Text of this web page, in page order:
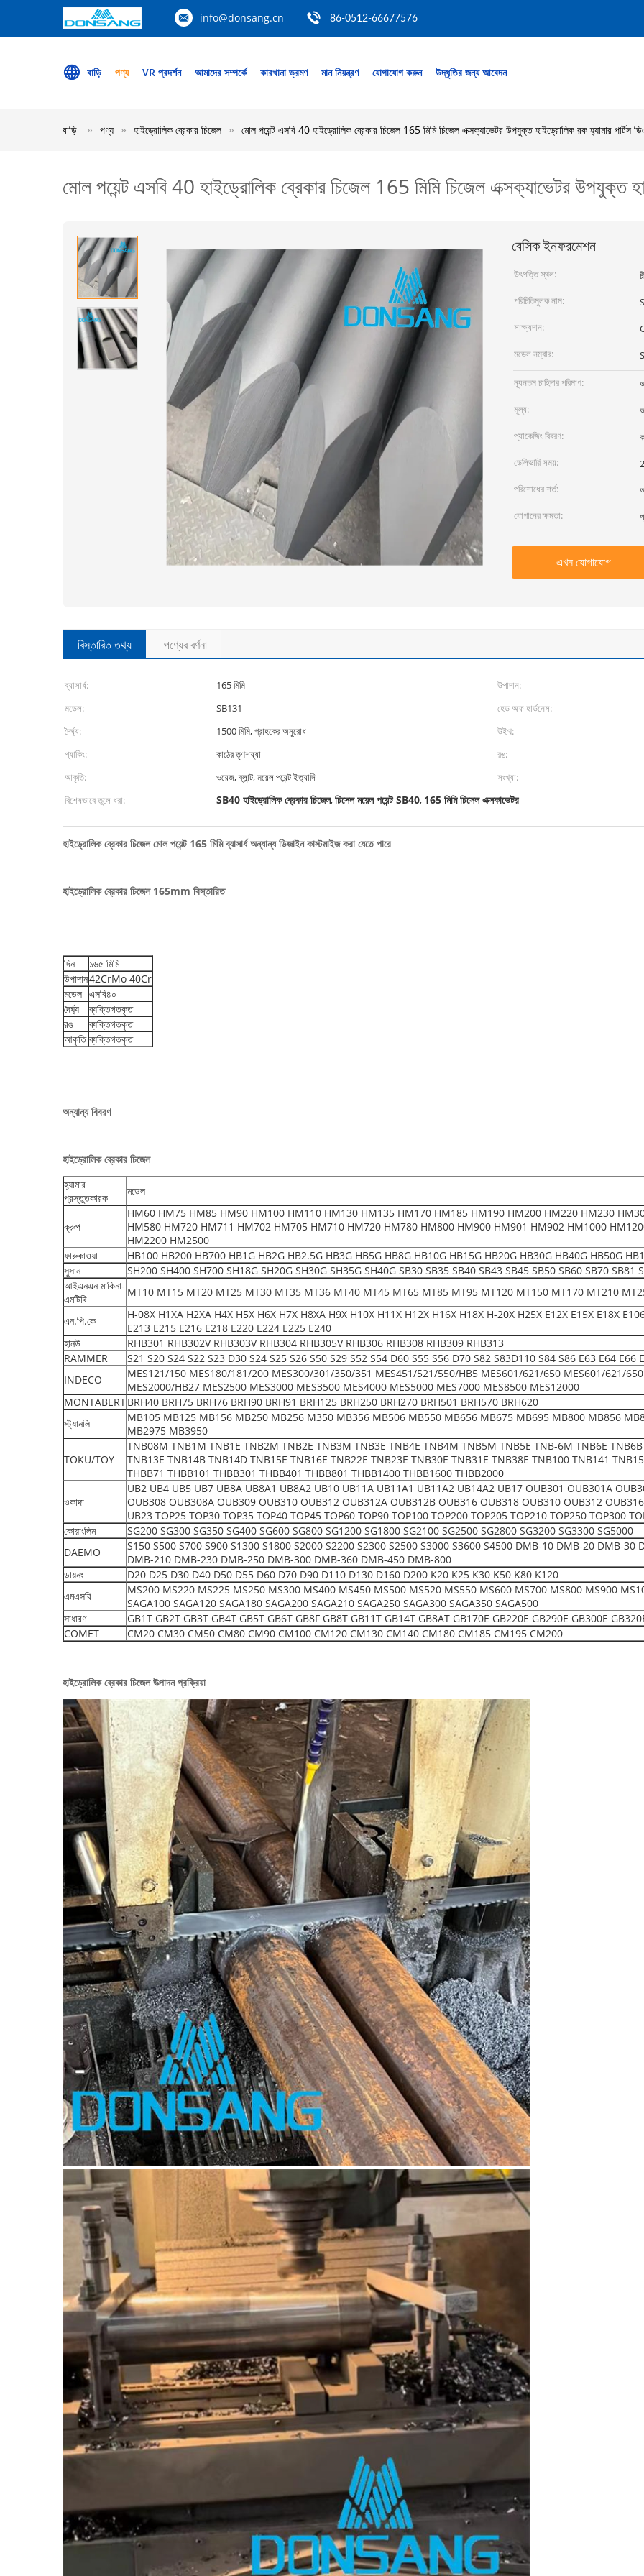
info@donsang.cn 86-0512-66677576
বাড়ি পণ্য VR প্রদর্শন আমাদের সম্পর্কে কারখানা ভ্রমণ মান নিয়ন্ত্রণ যোগাযোগ করুন উদ্ধৃতির জন্য আবেদন
বাড়ি পণ্য হাইড্রোলিক ব্রেকার চিজেল মোল পয়েন্ট এসবি 40 হাইড্রোলিক ব্রেকার চিজেল 165 মিমি চিজেল এক্সক্যাভেটর উপযুক্ত হাইড্রোলিক রক হ্যামার পার্টস
মোল পয়েন্ট এসবি 40 হাইড্রোলিক ব্রেকার চিজেল 165 মিমি চিজেল এক্সক্যাভেটর উপযুক্ত
বেসিক ইনফরমেশন
উৎপত্তি স্থল:
পরিচিতিমুলক নাম:
সাক্ষ্যদান:
মডেল নম্বার:
ন্যূনতম চাহিদার পরিমাণ:
মূল্য:
প্যাকেজিং বিবরণ:
ডেলিভারি সময়:
পরিশোধের শর্ত:
যোগানের ক্ষমতা:
এখন যোগাযোগ
বিস্তারিত তথ্য পণ্যের বর্ণনা
ব্যাসার্ধ: 165 মিমি উপাদান:
মডেল:
SB131 হেড অফ হার্ডনেস:
দৈর্ঘ্য:
1500 মিমি, গ্রাহকের অনুরোধ উইথ:
প্যাকিং:
কাঠের তৃণশয্যা রঙ:
আকৃতি:
ওয়েজ, ব্লান্ট, ময়েল পয়েন্ট ইত্যাদি সংখ্যা:
বিশেষভাবে তুলে ধরা:
SB40 হাইড্রোলিক ব্রেকার চিজেল,চিসেল ময়েল পয়েন্ট SB40, 165 মিমি চিসেল এক্সকাভেটর
হাইড্রোলিক ব্রেকার চিজেল মোল পয়েন্ট 165 মিমি ব্যাসার্ধ অন্যান্য ডিজাইন কাস্টমাইজ করা যেতে পারে
হাইড্রোলিক ব্রেকার চিজেল 165mm বিস্তারিত
দিন
১৬৫ মিমি
উপাদান42CrMo 40Cr
মডেল এসবি৪০
দৈর্ঘ্য
ব্যক্তিগতকৃত
রঙ
ব্যক্তিগতকৃত
আকৃতি ব্যক্তিগতকৃত
অন্যান্য বিবরণ
হাইড্রোলিক ব্রেকার চিজেল
হ্যামার
প্রস্তুতকারক
মডেল
ক্রুপ
HM60 HM75 HM85 HM90 HM100 HM110 HM130 HM135 HM170 HM185 HM190 HM200 HM220 HM230
HM580 HM720 HM711 HM702 HM705 HM710 HM720 HM780 HM800 HM900 HM901 HM902 HM1000
HM2200 HM2500
ফারুকাওয়া
HB100 HB200 HB700 HB1G HB2G HB2.5G HB3G HB5G HB8G HB10G HB15G HB20G HB30G HB40G HB50G
সুসান
SH200 SH400 SH700 SH18G SH20G SH30G SH35G SH40G SB30 SB35 SB40 SB43 SB45 SB50 SB60 SB70 SB81
আইএনএন মাকিনা-
এমটিবি
MT10 MT15 MT20 MT25 MT30 MT35 MT36 MT40 MT45 MT65 MT85 MT95 MT120 MT150 MT170 MT210
এন.পি.কে
H-08X H1XA H2XA H4X H5X H6X H7X H8XA H9X H10X H11X H12X H16X H18X H-20X H25X E12X E15X E18X
E213 E215 E216 E218 E220 E224 E225 E240
হানউ
RHB301 RHB302V RHB303V RHB304 RHB305V RHB306 RHB308 RHB309 RHB313
RAMMER
S21 S20 S24 S22 S23 D30 S24 S25 S26 S50 S29 S52 S54 D60 S55 S56 D70 S82 S83D110 S84 S86 E63 E64 E66
INDECO
MES121/150 MES180/181/200 MES300/301/350/351 MES451/521/550/HB5 MES601/621/650 MES601/621/
MES2000/HB27 MES2500 MES3000 MES3500 MES4000 MES5000 MES7000 MES8500 MES12000
MONTABERTBRH40 BRH75 BRH76 BRH90 BRH91 BRH125 BRH250 BRH270 BRH501 BRH570 BRH620
স্ট্যানলি
MB105 MB125 MB156 MB250 MB256 M350 MB356 MB506 MB550 MB656 MB675 MB695 MB800 MB856
MB2975 MB3950
TOKU/TOY
TNB08M TNB1M TNB1E TNB2M TNB2E TNB3M TNB3E TNB4E TNB4M TNB5M TNB5E TNB-6M TNB6E
TNB13E TNB14B TNB14D TNB15E TNB16E TNB22E TNB23E TNB30E TNB31E TNB38E TNB100 TNB141
THBB71 THBB101 THBB301 THBB401 THBB801 THBB1400 THBB1600 THBB2000
ওকাদা
UB2 UB4 UB5 UB7 UB8A UB8A1 UB8A2 UB10 UB11A UB11A1 UB11A2 UB14A2 UB17 OUB301 OUB301A
OUB308 OUB308A OUB309 OUB310 OUB312 OUB312A OUB312B OUB316 OUB318 OUB310 OUB312
UB23 TOP25 TOP30 TOP35 TOP40 TOP45 TOP60 TOP90 TOP100 TOP200 TOP205 TOP210 TOP250 TOP300
কোয়াংলিম
SG200 SG300 SG350 SG400 SG600 SG800 SG1200 SG1800 SG2100 SG2500 SG2800 SG3200 SG3300 SG5000
DAEMO
S150 S500 S700 S900 S1300 S1800 S2000 S2200 S2300 S2500 S3000 S3600 S4500 DMB-10 DMB-20 DMB-
DMB-210 DMB-230 DMB-250 DMB-300 DMB-360 DMB-450 DMB-800
ডায়নং
D20 D25 D30 D40 D50 D55 D60 D70 D90 D110 D130 D160 D200 K20 K25 K30 K50 K80 K120
এমএসবি
MS200 MS220 MS225 MS250 MS300 MS400 MS450 MS500 MS520 MS550 MS600 MS700 MS800 MS900
SAGA100 SAGA120 SAGA180 SAGA200 SAGA210 SAGA250 SAGA300 SAGA350 SAGA500
সাধারণ
GB1T GB2T GB3T GB4T GB5T GB6T GB8F GB8T GB11T GB14T GB8AT GB170E GB220E GB290E GB300E
COMET
CM20 CM30 CM50 CM80 CM90 CM100 CM120 CM130 CM140 CM180 CM185 CM195 CM200
হাইড্রোলিক ব্রেকার চিজেল উত্পাদন প্রক্রিয়া